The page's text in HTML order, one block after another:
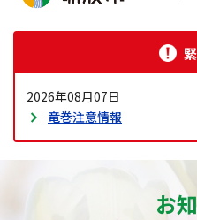
2026年08月07日
竜巻注意情報
お